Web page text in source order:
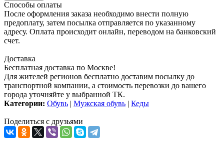
Способы оплаты
После оформления заказа необходимо внести полную
предоплату, затем посылка отправляется по указанному
адресу. Оплата происходит онлайн, переводом на банковский
счет.
Доставка
Бесплатная доставка по Москве!
Для жителей регионов бесплатно доставим посылку до
транспортной компании, а стоимость перевозки до вашего
города уточняйте у выбранной ТК.
Категории: Обувь | Мужская обувь | Кеды
Поделиться с друзьями